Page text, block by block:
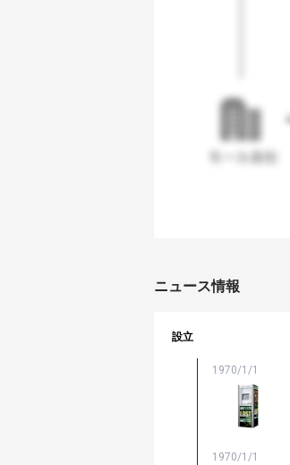
ニュース情報
設立
1970/1/1
1970/1/1